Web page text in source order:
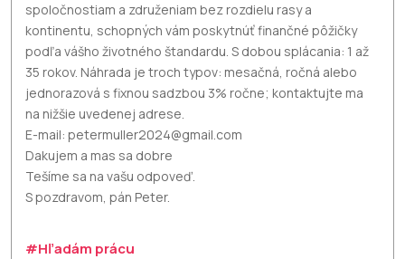
spoločnostiam a združeniam bez rozdielu rasy a
kontinentu, schopných vám poskytnúť finančné pôžičky
podľa vášho životného štandardu. S dobou splácania: 1 až
35 rokov. Náhrada je troch typov: mesačná, ročná alebo
jednorazová s fixnou sadzbou 3% ročne; kontaktujte ma
na nižšie uvedenej adrese.
E-mail: petermuller2024@gmail.com
Dakujem a mas sa dobre
Tešíme sa na vašu odpoveď.
S pozdravom, pán Peter.
#Hľadám prácu